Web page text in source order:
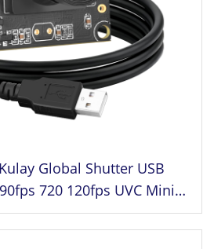
Global Shutter USB
720 120fps UVC Mini
Module